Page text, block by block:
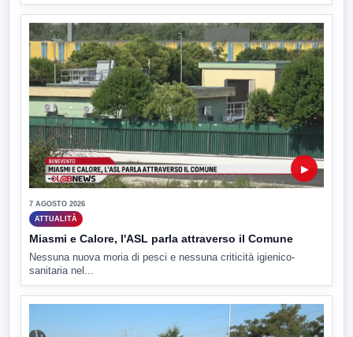
▶
7 AGOSTO 2026
ATTUALITÀ
Miasmi e Calore, l'ASL parla attraverso il Comune
Nessuna nuova moria di pesci e nessuna criticità igienico-
sanitaria nel...